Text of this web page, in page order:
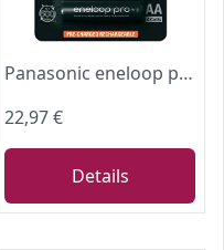
Panasonic eneloop pro, Ready-to-Use Ni-MH Akku, AA Mignon, 4er Pack, min. 2500 mAh, 500 Ladezyklen, mit extrastarker Leistung und geringer Selbstentladung
22,97 €
Details